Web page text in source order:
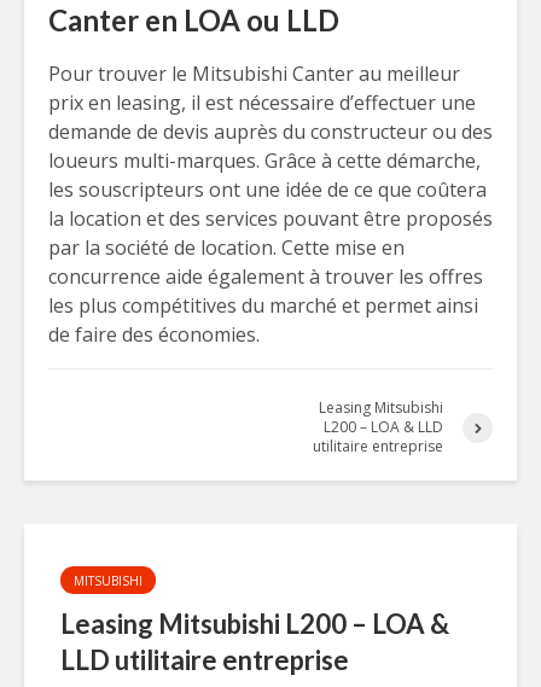
Canter en LOA ou LLD
Pour trouver le Mitsubishi Canter au meilleur
prix en leasing, il est nécessaire d’effectuer une
demande de devis auprès du constructeur ou des
loueurs multi-marques. Grâce à cette démarche,
les souscripteurs ont une idée de ce que coûtera
la location et des services pouvant être proposés
par la société de location. Cette mise en
concurrence aide également à trouver les offres
les plus compétitives du marché et permet ainsi
de faire des économies.
Leasing Mitsubishi
L200 – LOA & LLD
utilitaire entreprise
MITSUBISHI
Leasing Mitsubishi L200 – LOA &
LLD utilitaire entreprise